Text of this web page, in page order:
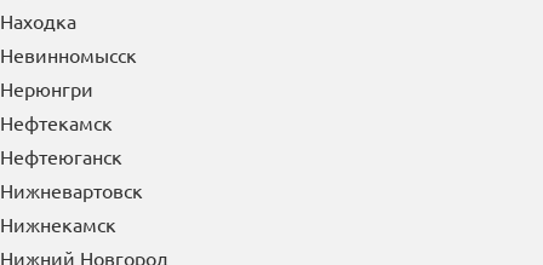
Нальчик
Наро-Фоминск
Находка
Невинномысск
Нерюнгри
Нефтекамск
Нефтеюганск
Нижневартовск